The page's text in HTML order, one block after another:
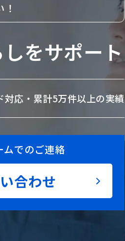
をサポート
応・ 累計5万件以上の実績
ムでのご連絡
合わせ